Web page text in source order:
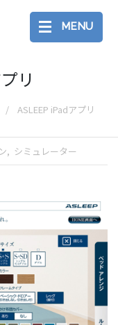
MENU
リ
ASLEEP iPadアプリ
シミュレーター